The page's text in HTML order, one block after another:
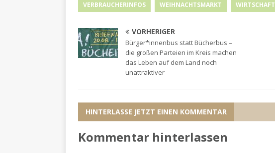
VERBRAUCHERINFOS WEIHNACHTSMARKT WIRTSCHAFT
VORHERIGER
Bürger*innenbus statt Bücherbus –
die großen Parteien im Kreis machen
das Leben auf dem Land noch
unattraktiver
HINTERLASSE JETZT EINEN KOMMENTAR
Kommentar hinterlassen